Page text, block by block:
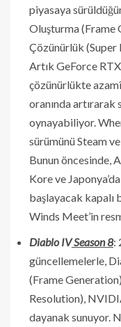
piyasaya
Oluşturma (Frame
Çözünürlük
Artık GeForce
çözünürlükte
oranında
oynayabiliyor.
sürümünü Steam
Bunun öncesinde,
Kore ve
başlayacak
Winds Meet’in
Diablo IVSeason 8:
güncellemelerle,
(Frame
Resolution),
dayanak sunuyor.